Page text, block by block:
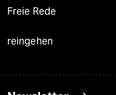
Freie Rede
reingehen